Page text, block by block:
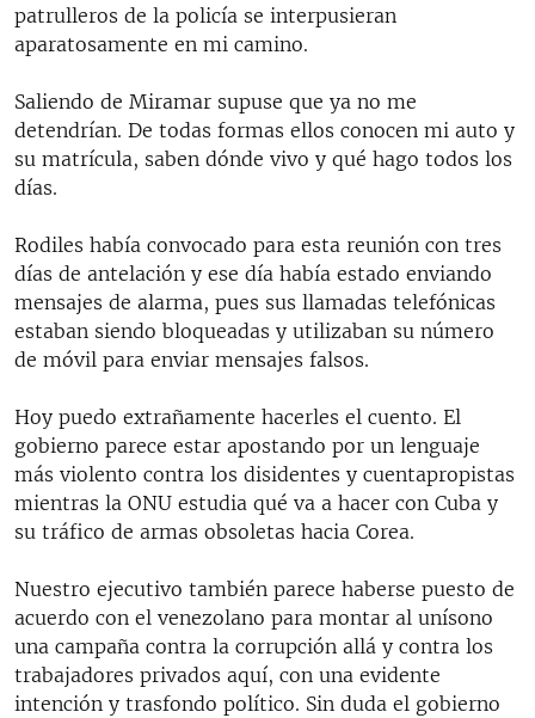
patrulleros de la policía se interpusieran
aparatosamente en mi camino.
Saliendo de Miramar supuse que ya no me
detendrían. De todas formas ellos conocen mi auto y
su matrícula, saben dónde vivo y qué hago todos los
días.
Rodiles había convocado para esta reunión con tres
días de antelación y ese día había estado enviando
mensajes de alarma, pues sus llamadas telefónicas
estaban siendo bloqueadas y utilizaban su número
de móvil para enviar mensajes falsos.
Hoy puedo extrañamente hacerles el cuento. El
gobierno parece estar apostando por un lenguaje
más violento contra los disidentes y cuentapropistas
mientras la ONU estudia qué va a hacer con Cuba y
su tráfico de armas obsoletas hacia Corea.
Nuestro ejecutivo también parece haberse puesto de
acuerdo con el venezolano para montar al unísono
una campaña contra la corrupción allá y contra los
trabajadores privados aquí, con una evidente
intención y trasfondo político. Sin duda el gobierno